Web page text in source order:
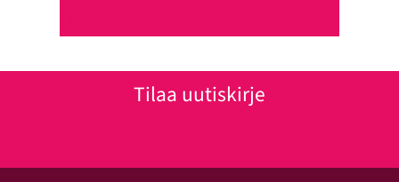
Tilaa uutiskirje